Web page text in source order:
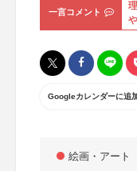
一言コメント
Googleカレンダーに追
絵画・アート